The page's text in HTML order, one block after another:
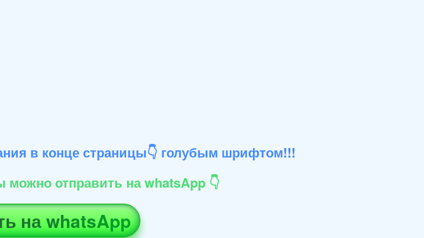
в конце страницы👇 голубым шрифтом!!!
можно отправить на whatsApp 👇
на whatsApp